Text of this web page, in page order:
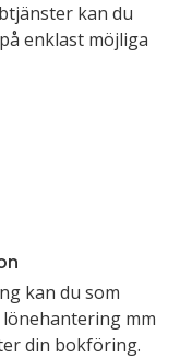
kan du
enklast möjliga
kan du som
mm
din bokföring.